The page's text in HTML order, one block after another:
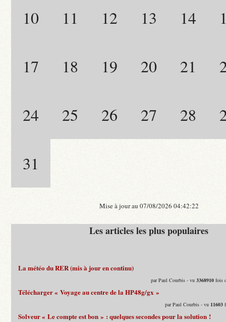
10 11 12 13 14
17 18 19 20 21
24 25 26 27 28
31
Mise à jour au 07/08/2026 04:42:22
Les articles les plus populaires
La météo du RER (mis à jour en continu)
par Paul Courbis - vu3368910 fois
Télécharger « Voyage au centre de la HP48g/gx »
par Paul Courbis - vu 11603
Solveur « Le compte est bon » : quelques secondes pour la solution !